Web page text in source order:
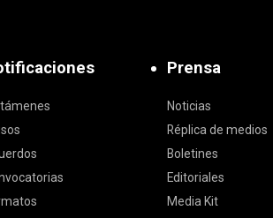
Prensa
Noticias
Réplica de medios
Boletines
Editoriales
Media Kit